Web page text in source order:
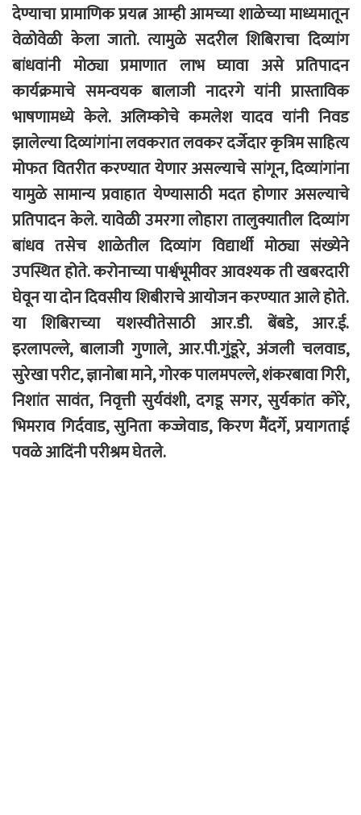
देण्याचा प्रामाणिक प्रयत्न आम्ही आमच्या शाळेच्या माध्यमातून
वेळोवेळी केला जातो. त्यामुळे सदरील शिबिराचा दिव्यांग
बांधवांनी मोठ्या प्रमाणात लाभ घ्यावा असे प्रतिपादन
कार्यक्रमाचे समन्वयक बालाजी नादरगे यांनी प्रास्ताविक
भाषणामध्ये केले. अलिम्कोचे कमलेश यादव यांनी निवड
झालेल्या दिव्यांगांना लवकरात लवकर दर्जेदार कृत्रिम साहित्य
मोफत वितरीत करण्यात येणार असल्याचे सांगून, दिव्यांगांना
यामुळे सामान्य प्रवाहात येण्यासाठी मदत होणार असल्याचे
प्रतिपादन केले. यावेळी उमरगा लोहारा तालुक्यातील दिव्यांग
बांधव तसेच शाळेतील दिव्यांग विद्यार्थी मोठ्या संख्येने
उपस्थित होते. करोनाच्या पार्श्वभूमीवर आवश्यक ती खबरदारी
घेवून या दोन दिवसीय शिबीराचे आयोजन करण्यात आले होते.
या शिबिराच्या यशस्वीतेसाठी आर.डी. बेंबडे, आर.ई.
इरलापल्ले, बालाजी गुणाले, आर.पी.गुंडूरे, अंजली चलवाड,
सुरेखा परीट, ज्ञानोबा माने, गोरक पालमपल्ले, शंकरबावा गिरी,
निशांत सावंत, निवृत्ती सुर्यवंशी, दगडू सगर, सुर्यकांत कोरे,
भिमराव गिर्दवाड, सुनिता कज्जेवाड, किरण मैंदर्गे, प्रयागताई
पवळे आदिंनी परीश्रम घेतले.